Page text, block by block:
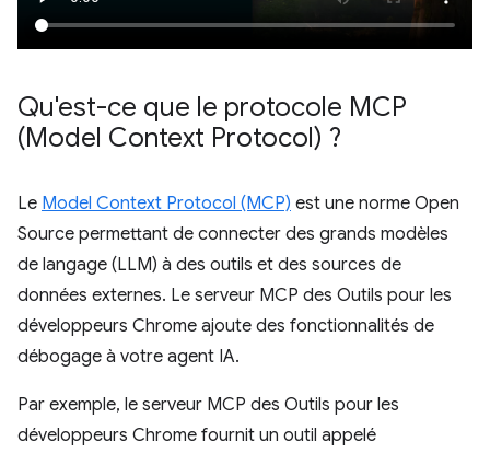
Qu'est-ce que le protocole MCP
(Model Context Protocol) ?
Le Model Context Protocol (MCP) est une norme Open
Source permettant de connecter des grands modèles
de langage (LLM) à des outils et des sources de
données externes. Le serveur MCP des Outils pour les
développeurs Chrome ajoute des fonctionnalités de
débogage à votre agent IA.
Par exemple, le serveur MCP des Outils pour les
développeurs Chrome fournit un outil appelé